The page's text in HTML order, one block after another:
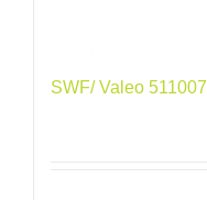
SWF/ Valeo 511007